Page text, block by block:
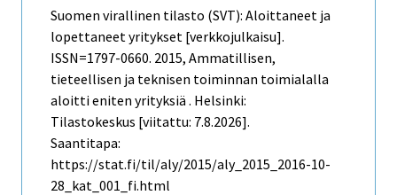
Suomen virallinen tilasto (SVT): Aloittaneet ja
lopettaneet yritykset [verkkojulkaisu].
ISSN=1797-0660. 2015, Ammatillisen,
tieteellisen ja teknisen toiminnan toimialalla
aloitti eniten yrityksiä . Helsinki:
Tilastokeskus [viitattu: 7.8.2026].
Saantitapa:
https://stat.fi/til/aly/2015/aly_2015_2016-10-
28_kat_001_fi.html